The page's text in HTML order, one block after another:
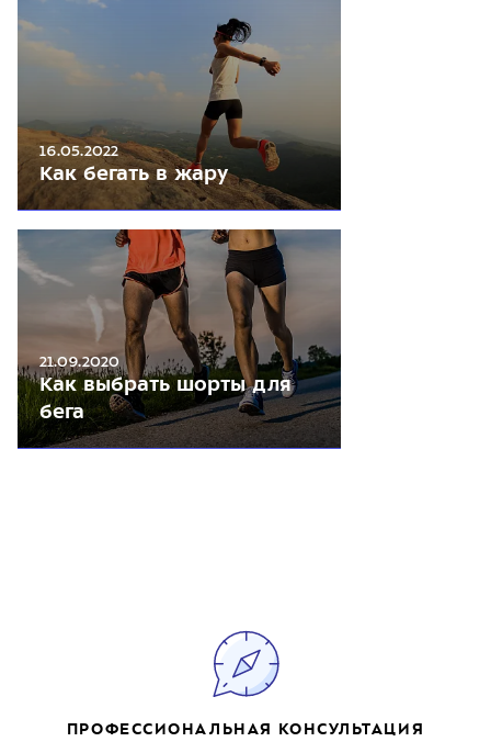
16.05.2022
Как бегать в жару
21.09.2020
Как выбрать шорты для
бега
ПРОФЕССИОНАЛЬНАЯ КОНСУЛЬТАЦИЯ